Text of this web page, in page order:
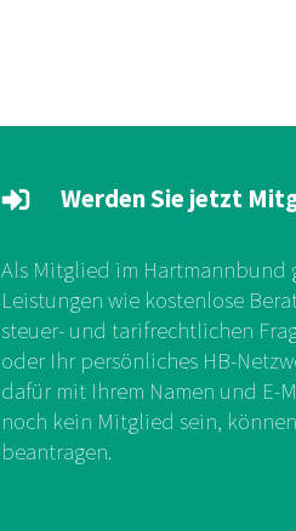
Werden Sie jetzt
Als Mitglied im Hartmannbund
Leistungen wie kostenlose
steuer- und tarifrechtlichen
oder Ihr persönliches HB-
dafür mit Ihrem Namen und E-
noch kein Mitglied sein,
beantragen.